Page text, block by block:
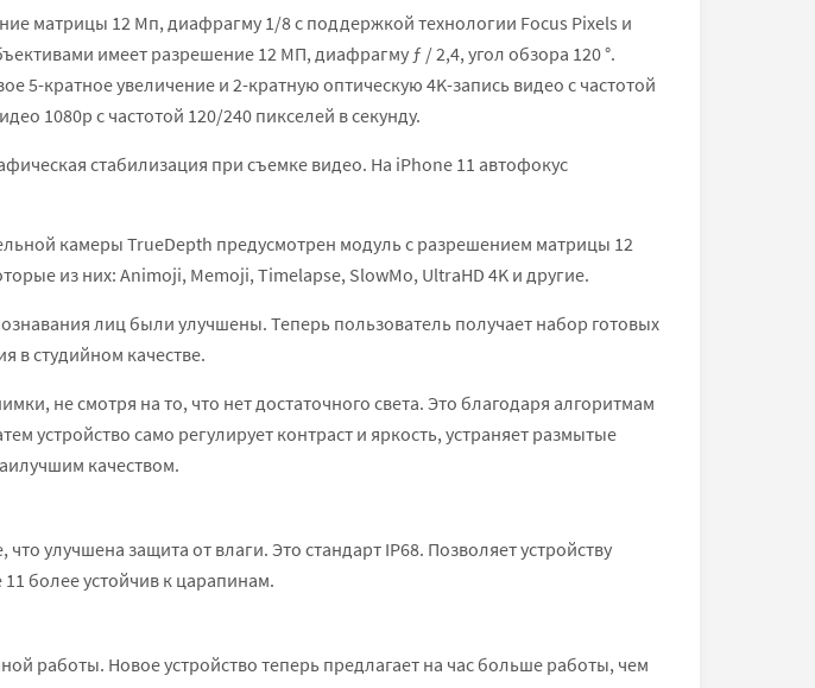
матрицы 12 Мп, диафрагму 1/8 с поддержкой технологии Focus Pixels и
имеет разрешение 12 МП, диафрагму ƒ / 2,4, угол обзора 120 °.
5-кратное увеличение и 2-кратную оптическую 4K-запись видео с частотой
1080p с частотой 120/240 пикселей в секунду.
стабилизация при съемке видео. На iPhone 11 автофокус
камеры TrueDepth предусмотрен модуль с разрешением матрицы 12
из них: Animoji, Memoji, Timelapse, SlowMo, UltraHD 4K и другие.
лиц были улучшены. Теперь пользователь получает набор готовых
в студийном качестве.
не смотря на то, что нет достаточного света. Это благодаря алгоритмам
устройство само регулирует контраст и яркость, устраняет размытые
качеством.
улучшена защита от влаги. Это стандарт IP68. Позволяет устройству
более устойчив к царапинам.
работы. Новое устройство теперь предлагает на час больше работы, чем